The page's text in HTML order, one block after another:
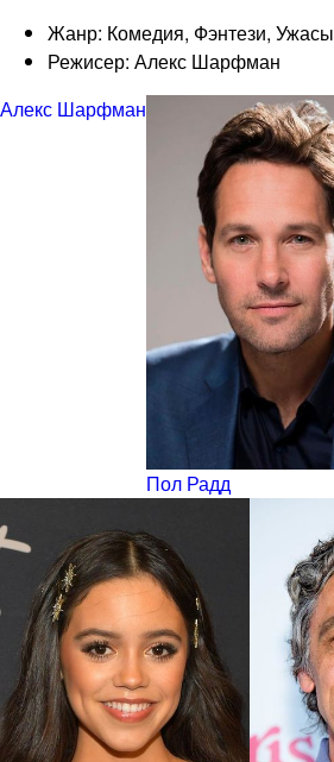
Жанр: Комедия, Фэнтези, Ужасы
Режисер: Алекс Шарфман
Алекс Шарфман
Пол Радд